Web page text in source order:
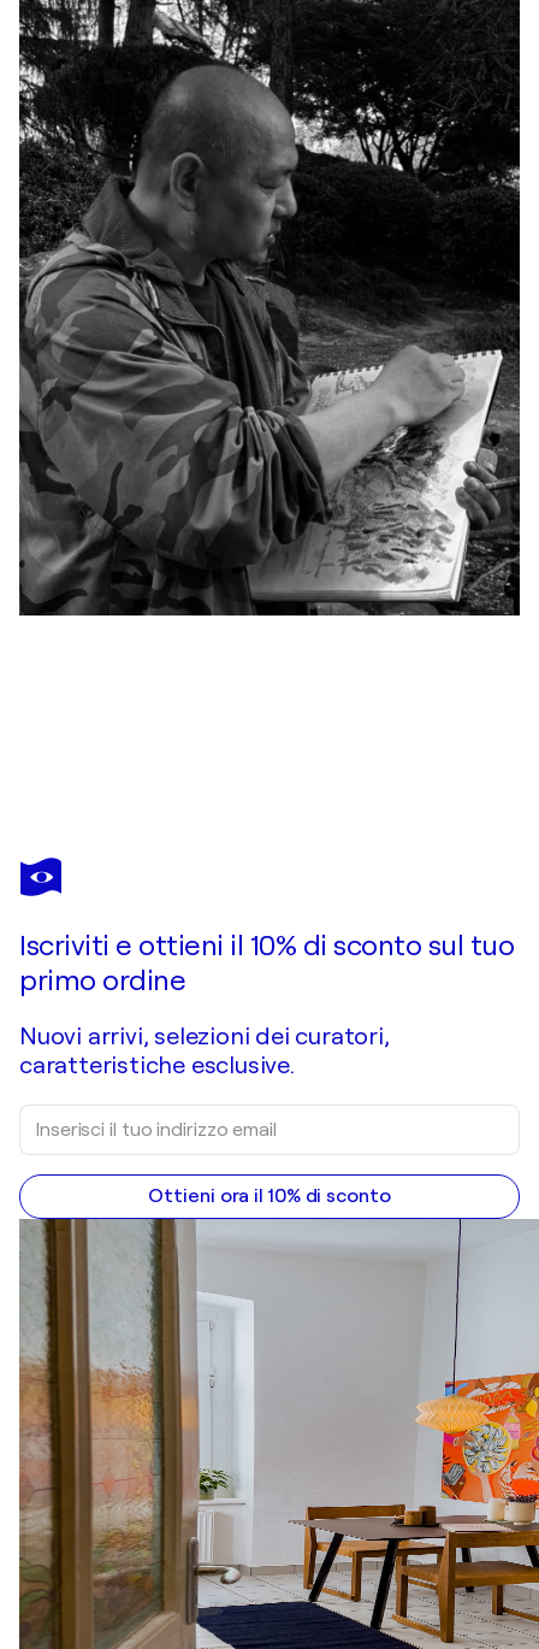
LEI GU
Moutain_15
Iscriviti e ottieni il 10% di sconto sul tuo
primo ordine
Nuovi arrivi, selezioni dei curatori,
caratteristiche esclusive.
Ottieni ora il 10% di sconto